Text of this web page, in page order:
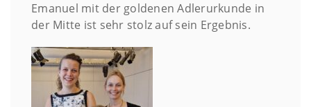
Emanuel mit der goldenen Adlerurkunde in
der Mitte ist sehr stolz auf sein Ergebnis.